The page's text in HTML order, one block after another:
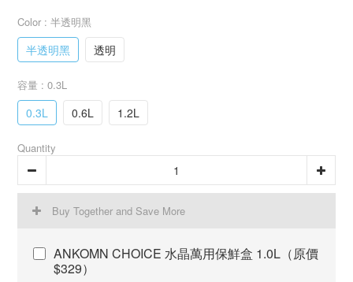
Color : 半透明黑
半透明黑 透明
容量 : 0.3L
0.3L 0.6L 1.2L
Quantity
Buy Together and Save More
ANKOMN CHOICE 水晶萬用保鮮盒 1.0L（原價
$329）